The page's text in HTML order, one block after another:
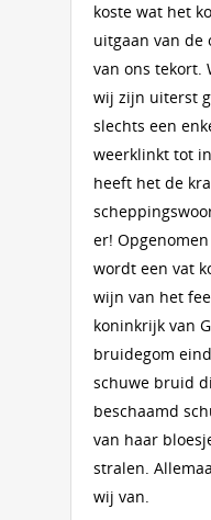
koste wat het
uitgaan van de
van ons tekort.
wij zijn uiterst
slechts een
weerklinkt tot
heeft het de
er!
wordt een vat
wijn van het
koninkrijk van
bruidegom
schuwe bruid
beschaamd
van haar
stralen.
wij van.